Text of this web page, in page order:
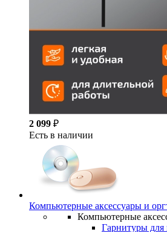
2 099 ₽
Есть в наличии
Компьютерные аксессуары и
Компьютерные
Гарнитуры для